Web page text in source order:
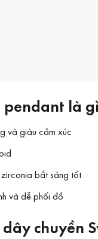
là
và giàu cảm xúc
bắt sáng tốt
và dễ phối đồ
chuyền